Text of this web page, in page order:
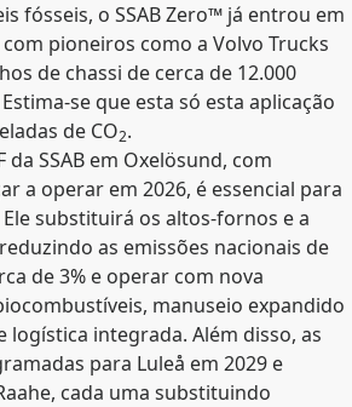
fósseis, o SSAB Zero™ já entrou em
pioneiros como a Volvo Trucks
de chassi de cerca de 12.000
se que esta só esta aplicação
de CO2.
da SSAB em Oxelösund, com
a operar em 2026, é essencial para
substituirá os altos-fornos e a
as emissões nacionais de
de 3% e operar com nova
manuseio expandido
logística integrada. Além disso, as
para Luleå em 2029 e
cada uma substituindo